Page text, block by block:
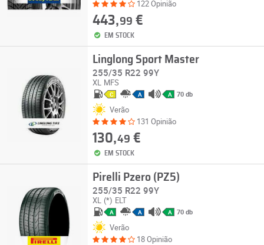
122 Opinião
443,99 €
EM STOCK
Linglong Sport Master
255/35 R22 99Y
XL MFS
C A A 70 db
Verão
131 Opinião
130,49 €
EM STOCK
Pirelli Pzero (PZ5)
255/35 R22 99Y
XL (*) ELT
A A A 70 db
Verão
18 Opinião